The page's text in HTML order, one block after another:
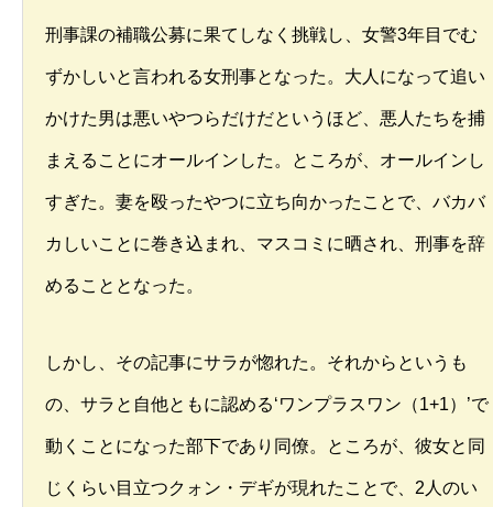
刑事課の補職公募に果てしなく挑戦し、女警3年目でむ
ずかしいと言われる女刑事となった。大人になって追い
かけた男は悪いやつらだけだというほど、悪人たちを捕
まえることにオールインした。ところが、オールインし
すぎた。妻を殴ったやつに立ち向かったことで、バカバ
カしいことに巻き込まれ、マスコミに晒され、刑事を辞
めることとなった。
しかし、その記事にサラが惚れた。それからというも
の、サラと自他ともに認める‘ワンプラスワン（1+1）’で
動くことになった部下であり同僚。ところが、彼女と同
じくらい目立つクォン・デギが現れたことで、2人のい